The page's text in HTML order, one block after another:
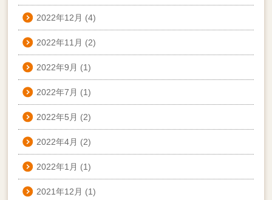
2022年12月 (4)
2022年11月 (2)
2022年9月 (1)
2022年7月 (1)
2022年5月 (2)
2022年4月 (2)
2022年1月 (1)
2021年12月 (1)